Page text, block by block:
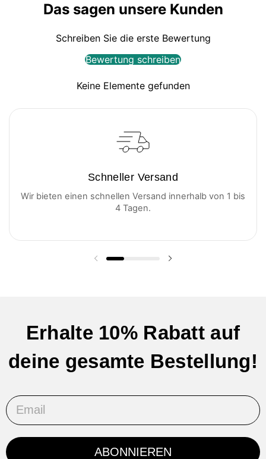
Das sagen unsere Kunden
Schreiben Sie die erste Bewertung
Bewertung schreiben
Keine Elemente gefunden
Schneller Versand
Wir bieten einen schnellen Versand innerhalb von 1 bis
4 Tagen.
Vorherige Folie
Erhalte 10% Rabatt auf
deine gesamte Bestellung!
Email
ABONNIEREN